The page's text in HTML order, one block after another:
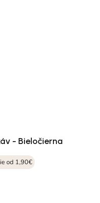
- Bieločierna
od 1,90€